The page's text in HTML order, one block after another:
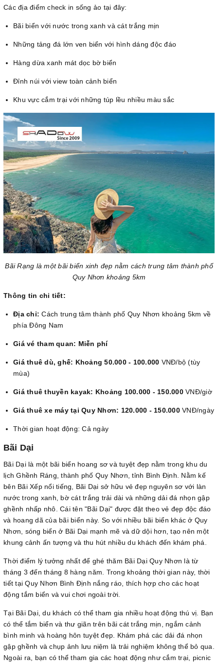
Các địa điểm check in sống ảo tại đây:
Bãi biển với nước trong xanh và cát trắng mịn
Những tảng đá lớn ven biển với hình dáng độc đáo
Hàng dừa xanh mát dọc bờ biển
Đỉnh núi với view toàn cảnh biển
Khu vực cắm trại với những túp lều nhiều màu sắc
Bãi Rạng là một bãi biển xinh đẹp nằm cách trung tâm thành phố
Quy Nhơn khoảng 5km
Thông tin chi tiết:
Địa chỉ: Cách trung tâm thành phố Quy Nhơn khoảng 5km về
phía Đông Nam
Giá vé tham quan: Miễn phí
Giá thuê dù, ghế: Khoảng 50.000 - 100.000 VNĐ/bộ (tùy
mùa)
Giá thuê thuyền kayak: Khoảng 100.000 - 150.000VNĐ/giờ
Giá thuê xe máy tại Quy Nhơn: 120.000 - 150.000VNĐ/ngày
Thời gian hoạt động: Cả ngày
Bãi Dại
Bãi Dại là một bãi biển hoang sơ và tuyệt đẹp nằm trong khu du
lịch Ghềnh Ráng, thành phố Quy Nhơn, tỉnh Bình Định. Nằm kế
bên Bãi Xếp nổi tiếng, Bãi Dại sở hữu vẻ đẹp nguyên sơ với làn
nước trong xanh, bờ cát trắng trải dài và những dải đá nhọn gập
ghềnh nhấp nhô. Cái tên "Bãi Dại" được đặt theo vẻ đẹp độc đáo
và hoang dã của bãi biển này. So với nhiều bãi biển khác ở Quy
Nhơn, sóng biển ở Bãi Dại mạnh mẽ và dữ dội hơn, tạo nên một
khung cảnh ấn tượng và thu hút nhiều du khách đến khám phá.
Thời điểm lý tưởng nhất để ghé thăm Bãi Dại Quy Nhơn là từ
tháng 3 đến tháng 8 hàng năm. Trong khoảng thời gian này, thời
tiết tại Quy Nhơn Bình Định nắng ráo, thích hợp cho các hoạt
động tắm biển và vui chơi ngoài trời.
Tại Bãi Dại, du khách có thể tham gia nhiều hoạt động thú vị. Bạn
có thể tắm biển và thư giãn trên bãi cát trắng mịn, ngắm cảnh
bình minh và hoàng hôn tuyệt đẹp. Khám phá các dải đá nhọn
gập ghềnh và chụp ảnh lưu niệm là trải nghiệm không thể bỏ qua.
Ngoài ra, bạn có thể tham gia các hoạt động như cắm trại, picnic